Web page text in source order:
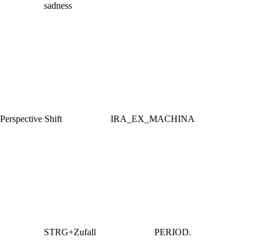
sadness
Perspective Shift IRA_EX_MACHINA
STRG+Zufall PERIOD.